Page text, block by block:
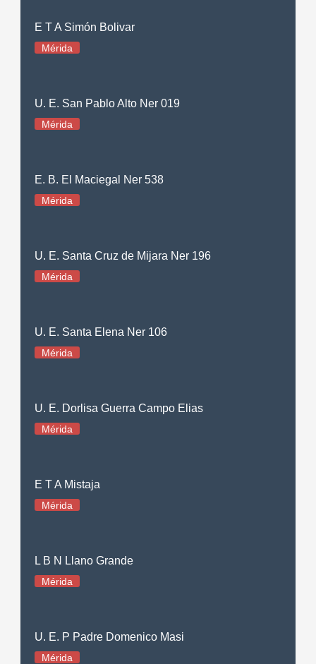
E T A Simón Bolivar
Mérida
U. E. San Pablo Alto Ner 019
Mérida
E. B. El Maciegal Ner 538
Mérida
U. E. Santa Cruz de Mijara Ner 196
Mérida
U. E. Santa Elena Ner 106
Mérida
U. E. Dorlisa Guerra Campo Elias
Mérida
E T A Mistaja
Mérida
L B N Llano Grande
Mérida
U. E. P Padre Domenico Masi
Mérida